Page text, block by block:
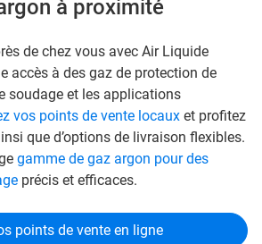
à proximité
de chez vous avec Air Liquide
accès à des gaz de protection de
soudage et les applications
vos points de vente locaux et profitez
que d’options de livraison flexibles.
gamme de gaz argon pour des
précis et efficaces.
points de vente en ligne